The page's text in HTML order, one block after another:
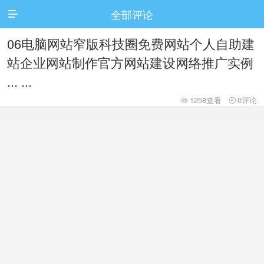
 全部评论
06电脑网站窄版科技圈免费网站个人自助建
站企业网站制作官方网站建设网络推广实例
... ...
 1258查看  0评论